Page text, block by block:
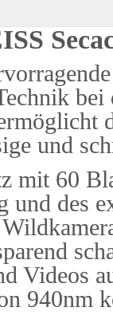
und
mit 60
und des
Videos
940nm